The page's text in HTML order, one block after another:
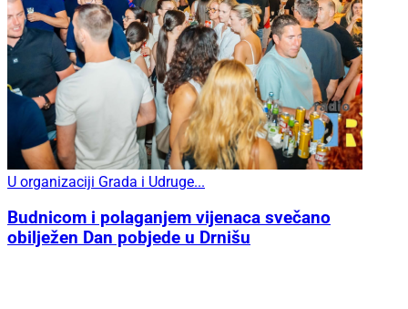
U organizaciji Grada i Udruge...
Budnicom i polaganjem vijenaca svečano
obilježen Dan pobjede u Drnišu